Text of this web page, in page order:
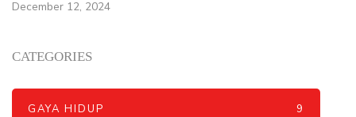
December 12, 2024
CATEGORIES
GAYA HIDUP 9